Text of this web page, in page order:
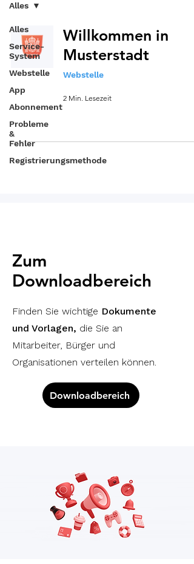
Alles
Service-
System
Webstelle
App
Abonnement
Probleme
&
Fehler
Registrierungsmethode
Alles
Willkommen in
Musterstadt
Webstelle
2 Min. Lesezeit
Zum
Downloadbereich
Finden Sie wichtige Dokumente
und Vorlagen, die Sie an
Mitarbeiter, Bürger und
Organisationen verteilen können.
Downloadbereich